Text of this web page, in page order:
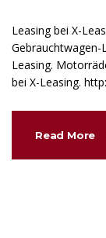
Leasing bei X-
Gebrauchtwagen-
Leasing.
bei X-Leasing.
Read More